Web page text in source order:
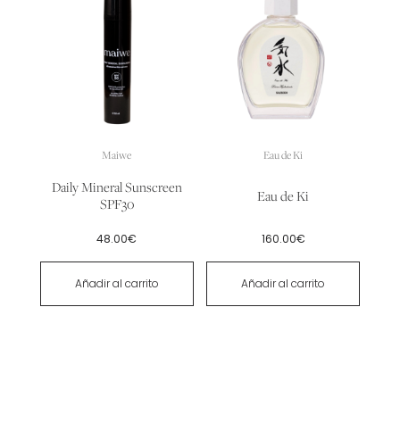
Maiwe
Daily Mineral Sunscreen
SPF30
48.00€
Añadir al carrito
Eau de Ki
Eau de Ki
160.00€
Añadir al carrito